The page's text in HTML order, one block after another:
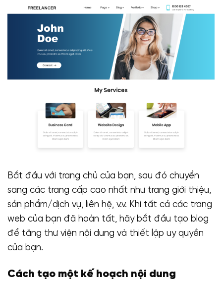
Bắt đầu với trang chủ của bạn, sau đó chuyển
sang các trang cấp cao nhất như trang giới thiệu,
sản phẩm/dịch vụ, liên hệ, v.v. Khi tất cả các trang
web của bạn đã hoàn tất, hãy bắt đầu tạo blog
để tăng thư viện nội dung và thiết lập uy quyền
của bạn.
Cách tạo một kế hoạch nội dung